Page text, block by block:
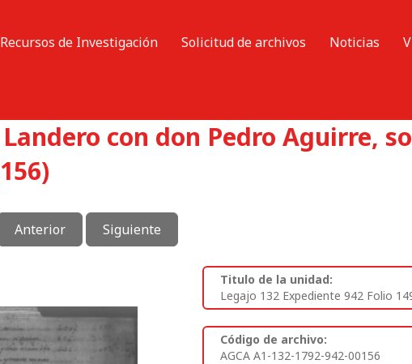
Recursos de Investigación Solicitud de archivos Noticias
con don Pedro Aguirre,
Anterior Siguiente
Titulo de la unidad:
Legajo 132 Expediente 942 Folio
Código de archivo:
AGCA A1-132-1792-942-00156